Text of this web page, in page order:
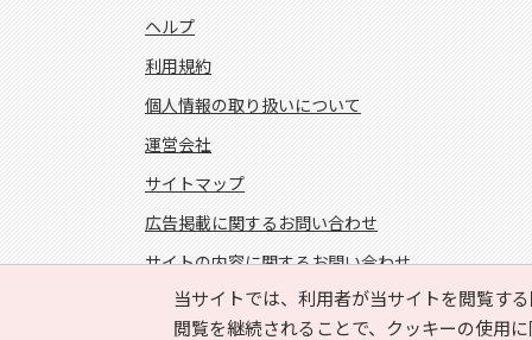
当サイトでは、利用者が当サイトを閲覧す
閲覧を継続されることで、クッキーの使用
ヘルプ
利用規約
個人情報の取り扱いについて
運営会社
サイトマップ
広告掲載に関するお問い合わせ
サイトの内容に関するお問い合わせ
FOLLOW US!